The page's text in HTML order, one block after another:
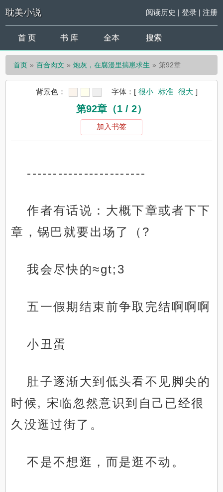
耽美小说 阅读历史 | 登录| 注册
首 页 书 库 全本 搜索
首页 百合肉文 炮灰，在腐漫里揣崽求生 第92章
背景色： 字体： [ 很小 标准 很大 ]
第92章（1 / 2）
加入书签
-----------------------
作者有话说：大概下章或者下下
章，锅巴就要出场了（?
我会尽快的≈gt;3
五一假期结束前争取完结啊啊啊
小丑蛋
肚子逐渐大到低头看不见脚尖的
时候, 宋临忽然意识到自己已经很
久没逛过街了。
不是不想逛，而是逛不动。